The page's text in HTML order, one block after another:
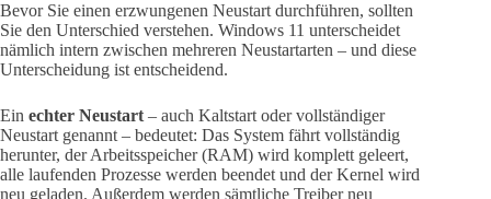
Bevor Sie einen erzwungenen Neustart durchführen, sollten
Sie den Unterschied verstehen. Windows 11 unterscheidet
nämlich intern zwischen mehreren Neustartarten – und diese
Unterscheidung ist entscheidend.
Ein echter Neustart – auch Kaltstart oder vollständiger
Neustart genannt – bedeutet: Das System fährt vollständig
herunter, der Arbeitsspeicher (RAM) wird komplett geleert,
alle laufenden Prozesse werden beendet und der Kernel wird
neu geladen. Außerdem werden sämtliche Treiber neu